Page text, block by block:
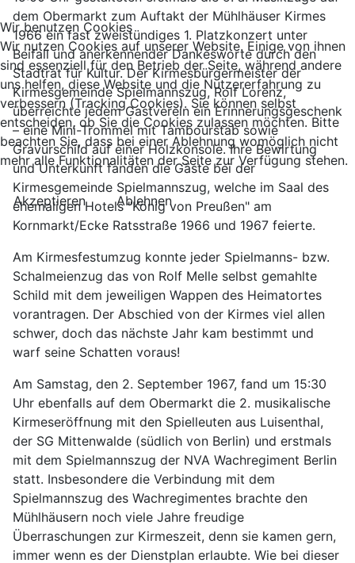
dem Obermarkt zum Auftakt der Mühlhäuser Kirmes
1966 ein fast zweistündiges 1. Platzkonzert unter
Beifall und anerkennender Dankesworte durch den
Stadtrat für Kultur. Der Kirmesbürgermeister der
Kirmesgemeinde Spielmannszug, Rolf Lorenz,
überreichte jedem Gastverein ein Erinnerungsgeschenk
– eine Mini-Trommel mit Tambourstab sowie
Gravurschild auf einer Holzkonsole. Ihre Bewirtung
und Unterkunft fanden die Gäste bei der
Kirmesgemeinde Spielmannszug, welche im Saal des
ehemaligen Hotels "König von Preußen" am
Kornmarkt/Ecke Ratsstraße 1966 und 1967 feierte.
Am Kirmesfestumzug konnte jeder Spielmanns- bzw.
Schalmeienzug das von Rolf Melle selbst gemahlte
Schild mit dem jeweiligen Wappen des Heimatortes
vorantragen. Der Abschied von der Kirmes viel allen
schwer, doch das nächste Jahr kam bestimmt und
warf seine Schatten voraus!
Am Samstag, den 2. September 1967, fand um 15:30
Uhr ebenfalls auf dem Obermarkt die 2. musikalische
Kirmeseröffnung mit den Spielleuten aus Luisenthal,
der SG Mittenwalde (südlich von Berlin) und erstmals
mit dem Spielmannszug der NVA Wachregiment Berlin
statt. Insbesondere die Verbindung mit dem
Spielmannszug des Wachregimentes brachte den
Mühlhäusern noch viele Jahre freudige
Überraschungen zur Kirmeszeit, denn sie kamen gern,
immer wenn es der Dienstplan erlaubte. Wie bei dieser
Wir benutzen Cookies
Wir nutzen Cookies auf unserer Website. Einige von ihnen
sind essenziell für den Betrieb der Seite, während andere
uns helfen, diese Website und die Nutzererfahrung zu
verbessern (Tracking Cookies). Sie können selbst
entscheiden, ob Sie die Cookies zulassen möchten. Bitte
beachten Sie, dass bei einer Ablehnung womöglich nicht
mehr alle Funktionalitäten der Seite zur Verfügung stehen.
Akzeptieren Ablehnen